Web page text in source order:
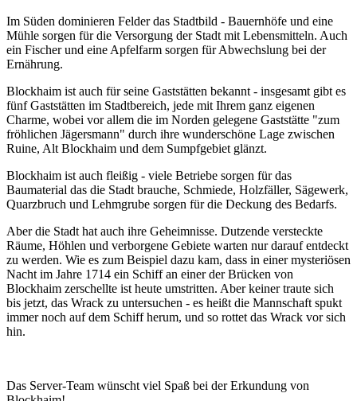
Im Süden dominieren Felder das Stadtbild - Bauernhöfe und eine
Mühle sorgen für die Versorgung der Stadt mit Lebensmitteln. Auch
ein Fischer und eine Apfelfarm sorgen für Abwechslung bei der
Ernährung.
Blockhaim ist auch für seine Gaststätten bekannt - insgesamt gibt es
fünf Gaststätten im Stadtbereich, jede mit Ihrem ganz eigenen
Charme, wobei vor allem die im Norden gelegene Gaststätte "zum
fröhlichen Jägersmann" durch ihre wunderschöne Lage zwischen
Ruine, Alt Blockhaim und dem Sumpfgebiet glänzt.
Blockhaim ist auch fleißig - viele Betriebe sorgen für das
Baumaterial das die Stadt brauche, Schmiede, Holzfäller, Sägewerk,
Quarzbruch und Lehmgrube sorgen für die Deckung des Bedarfs.
Aber die Stadt hat auch ihre Geheimnisse. Dutzende versteckte
Räume, Höhlen und verborgene Gebiete warten nur darauf entdeckt
zu werden. Wie es zum Beispiel dazu kam, dass in einer mysteriösen
Nacht im Jahre 1714 ein Schiff an einer der Brücken von
Blockhaim zerschellte ist heute umstritten. Aber keiner traute sich
bis jetzt, das Wrack zu untersuchen - es heißt die Mannschaft spukt
immer noch auf dem Schiff herum, und so rottet das Wrack vor sich
hin.
Das Server-Team wünscht viel Spaß bei der Erkundung von